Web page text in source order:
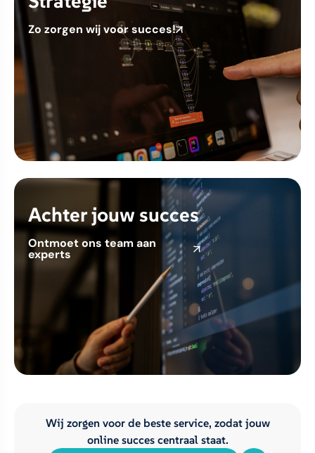
Zo zorgen wij voor succes!
Achter jouw succes
Ontmoet ons team aan
experts
Wij zorgen voor de beste service, zodat jouw
online succes centraal staat.